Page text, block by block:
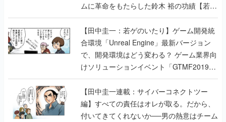
ムに革命をもたらした鈴木 裕の功績【若ゲ
のいたり】
【田中圭一：若ゲのいたり】ゲーム開発統
合環境「Unreal Engine」最新バージョン
で、開発環境はどう変わる？ ゲーム業界向
けソリューションイベント「GTMF2019」
に行って、より理解を深めよう【PR】
【田中圭一連載：サイバーコネクトツー
編】すべての責任はオレが取る。だから、
付いてきてくれないか──男の熱意はチーム